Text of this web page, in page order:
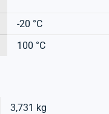
-20 °C
100 °C
3,731 kg